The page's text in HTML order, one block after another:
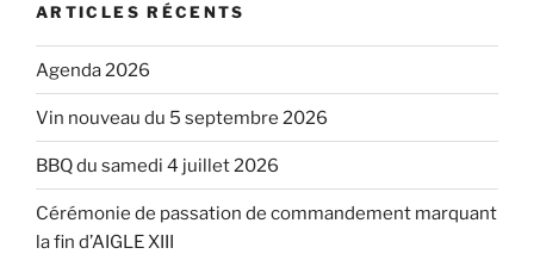
ARTICLES RÉCENTS
Agenda 2026
Vin nouveau du 5 septembre 2026
BBQ du samedi 4 juillet 2026
Cérémonie de passation de commandement marquant
la fin d’AIGLE XIII